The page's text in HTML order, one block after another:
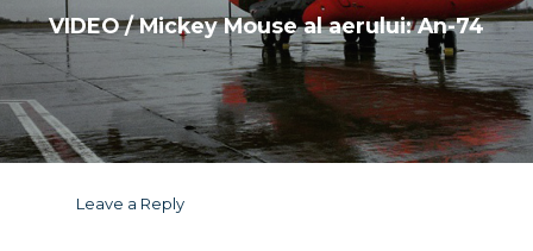
VIDEO / Mickey Mouse al aerului: An-74
Leave a Reply